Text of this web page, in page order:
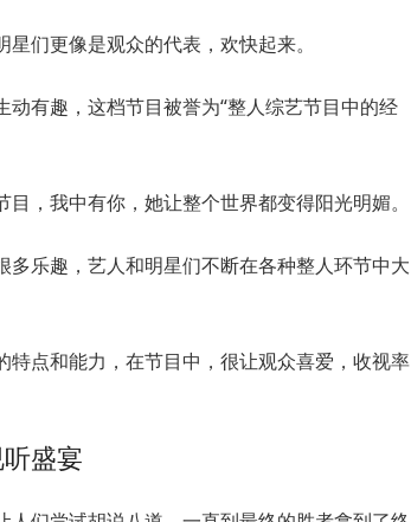
们更像是观众的代表，欢快起来。
有趣，这档节目被誉为“整人综艺节目中的经
，我中有你，她让整个世界都变得阳光明媚。
乐趣，艺人和明星们不断在各种整人环节中大
点和能力，在节目中，很让观众喜爱，收视率
盛宴